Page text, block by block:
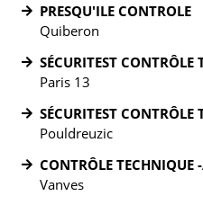
PRESQU'ILE CONTROLE
Quiberon
SÉCURITEST CONTRÔLE
Paris 13
SÉCURITEST CONTRÔLE
Pouldreuzic
CONTRÔLE TECHNIQUE
Vanves